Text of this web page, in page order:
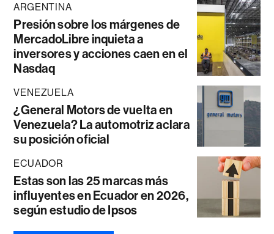
ARGENTINA
Presión sobre los márgenes de
MercadoLibre inquieta a
inversores y acciones caen en el
Nasdaq
VENEZUELA
¿General Motors de vuelta en
Venezuela? La automotriz aclara
su posición oficial
ECUADOR
Estas son las 25 marcas más
influyentes en Ecuador en 2026,
según estudio de Ipsos